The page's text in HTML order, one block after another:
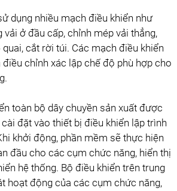
dụng nhiều mạch điều khiển như
ở đầu cấp, chỉnh mép vải thẳng,
cắt rời túi. Các mạch điều khiển
chỉnh xác lập chế độ phù hợp cho
toàn bộ dây chuyền sản xuất được
đặt vào thiết bị điều khiển lập trình
khởi động, phần mềm sẽ thực hiện
đầu cho các cụm chức năng, hiển thị
hệ thống. Bộ điều khiển trên trung
hoạt động của các cụm chức năng,